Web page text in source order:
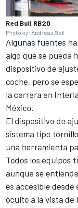
Red Bull RB20
Photo by: Andreas Beil
Algunas fuentes
algo que se pueda
dispositivo de
coche, pero se
la carrera en
México.
El dispositivo de
sistema tipo
una herramienta
Todos los equipos
aunque se
es accesible
oculto a la vista de